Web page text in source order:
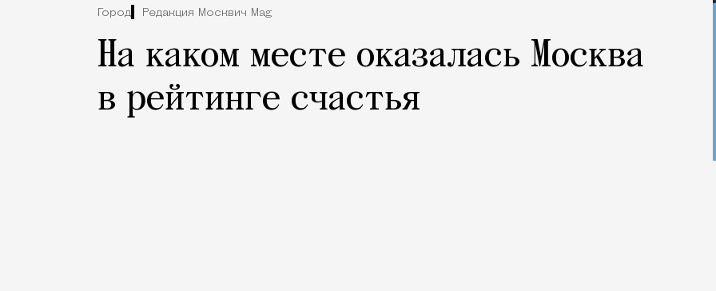
Город Редакция Москвич Mag
На каком месте оказалась Москва
в рейтинге счастья